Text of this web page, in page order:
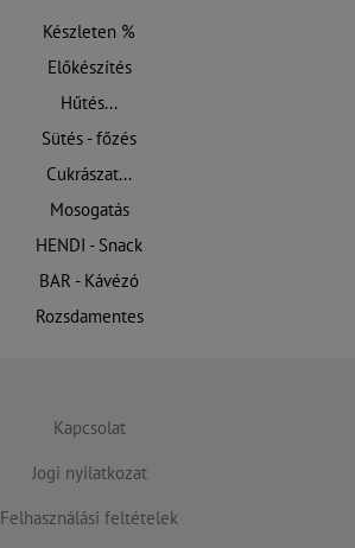
Készleten %
Előkészítés
Hűtés...
Sütés - főzés
Cukrászat...
Mosogatás
HENDI - Snack
BAR - Kávézó
Rozsdamentes
Kapcsolat
Jogi nyilatkozat
Felhasználási feltételek